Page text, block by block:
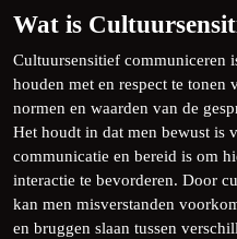
Wat is
Cultuursensitief communiceren
houden met en respect te tonen
normen en waarden van de
Het houdt in dat men bewust is
communicatie en bereid is om
interactie te bevorderen. Door
kan men misverstanden
en bruggen slaan tussen